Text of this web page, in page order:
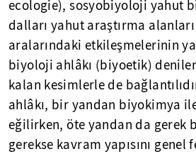
ecologie), sosyobiyoloji yahut
dalları yahut araştırma
aralarındaki etkileşmelerinin
biyoloji ahlâkı (biyoetik)
kalan kesimlerle de
ahlâkı, bir yandan biyokimya
eğilirken, öte yandan da gerek
gerekse kavram yapısını